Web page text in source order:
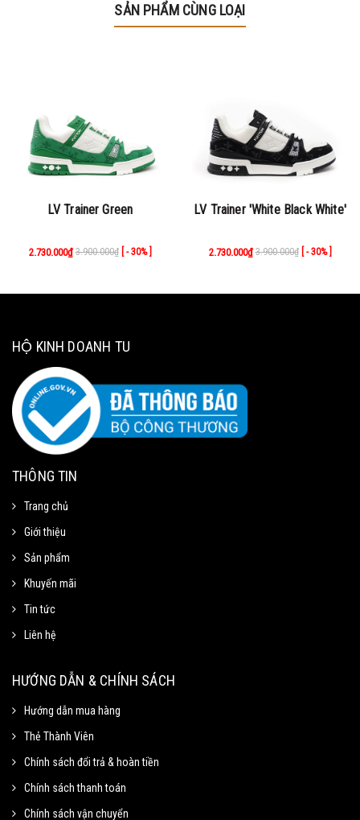
SẢN PHẨM CÙNG LOẠI
LV Trainer Green
2.730.000₫ 3.900.000₫ [ - 30% ]
LV Trainer 'White Black White'
2.730.000₫ 3.900.000₫ [ - 30% ]
HỘ KINH DOANH TU
THÔNG TIN
Trang chủ
Giới thiệu
Sản phẩm
Khuyến mãi
Tin tức
Liên hệ
HƯỚNG DẪN & CHÍNH SÁCH
Hướng dẫn mua hàng
Thẻ Thành Viên
Chính sách đổi trả & hoàn tiền
Chính sách thanh toán
Chính sách vận chuyển
Mã Giảm Giá
trang thanh toán.
250k.
Hạn sử dung: 31/09/2020